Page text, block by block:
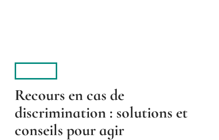
Recours en cas de
discrimination : solutions et
conseils pour agir